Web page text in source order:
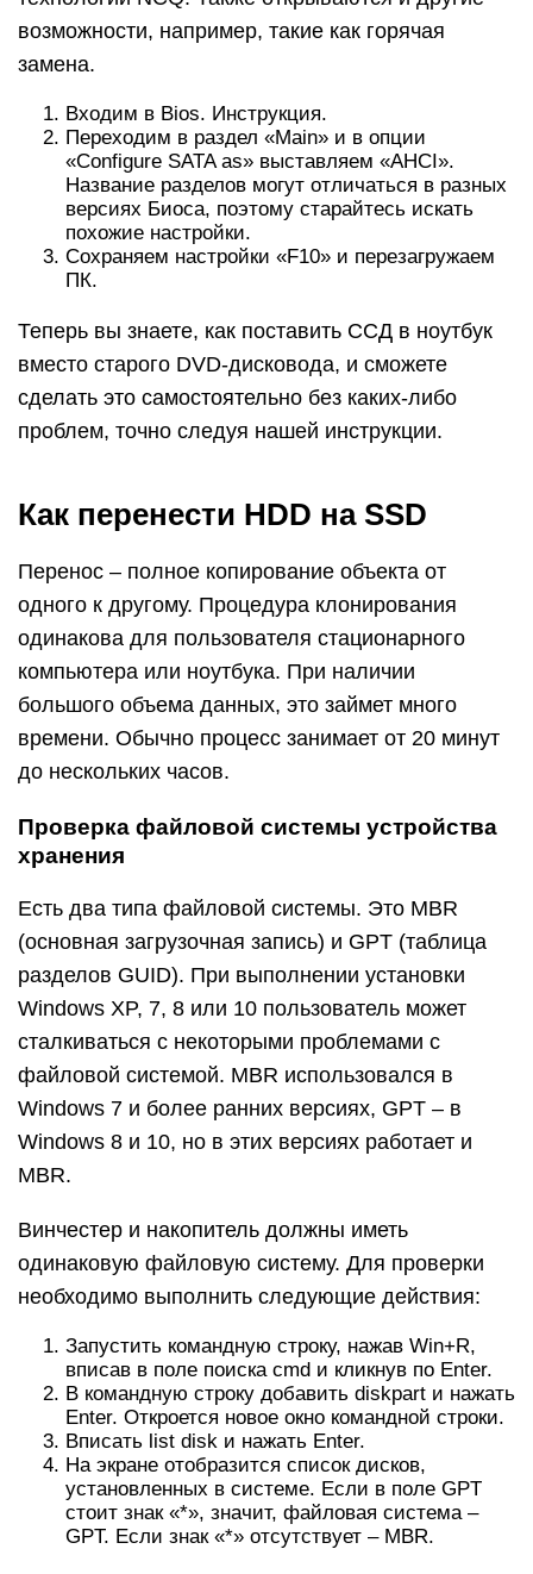
возможности, например, такие как горячая
замена.
Входим в Bios. Инструкция.
Переходим в раздел «Main» и в опции
«Configure SATA as» выставляем «AHCI».
Название разделов могут отличаться в разных
версиях Биоса, поэтому старайтесь искать
похожие настройки.
Сохраняем настройки «F10» и перезагружаем
ПК.
Теперь вы знаете, как поставить ССД в ноутбук
вместо старого DVD-дисковода, и сможете
сделать это самостоятельно без каких-либо
проблем, точно следуя нашей инструкции.
Как перенести HDD на SSD
Перенос – полное копирование объекта от
одного к другому. Процедура клонирования
одинакова для пользователя стационарного
компьютера или ноутбука. При наличии
большого объема данных, это займет много
времени. Обычно процесс занимает от 20 минут
до нескольких часов.
Проверка файловой системы устройства
хранения
Есть два типа файловой системы. Это MBR
(основная загрузочная запись) и GPT (таблица
разделов GUID). При выполнении установки
Windows XP, 7, 8 или 10 пользователь может
сталкиваться с некоторыми проблемами с
файловой системой. MBR использовался в
Windows 7 и более ранних версиях, GPT – в
Windows 8 и 10, но в этих версиях работает и
MBR.
Винчестер и накопитель должны иметь
одинаковую файловую систему. Для проверки
необходимо выполнить следующие действия:
Запустить командную строку, нажав Win+R,
вписав в поле поиска cmd и кликнув по Enter.
В командную строку добавить diskpart и нажать
Enter. Откроется новое окно командной строки.
Вписать list disk и нажать Enter.
На экране отобразится список дисков,
установленных в системе. Если в поле GPT
стоит знак «*», значит, файловая система –
GPT. Если знак «*» отсутствует – MBR.